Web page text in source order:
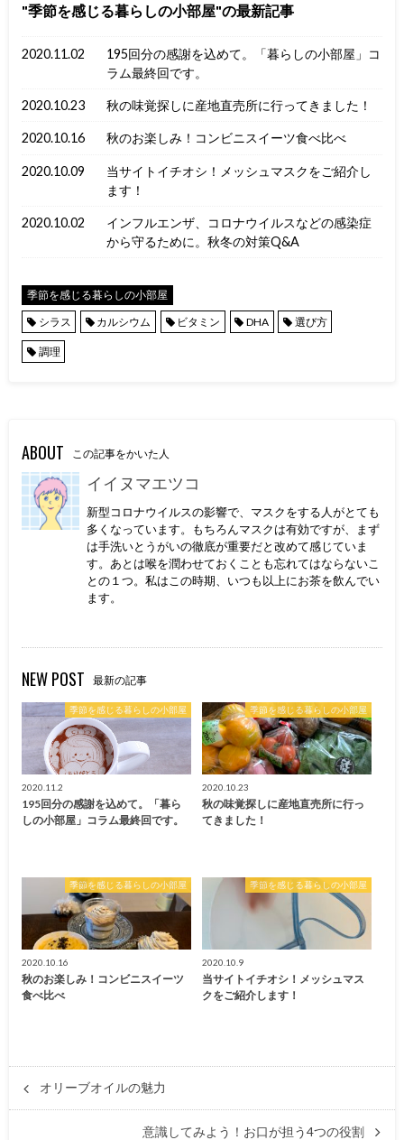
季節を感じる暮らしの小部屋 の最新記事
2020.11.02
195回分の感謝を込めて。「暮らしの小部屋」コ
ラム最終回です。
2020.10.23 秋の味覚探しに産地直売所に行ってきました！
2020.10.16 秋のお楽しみ！コンビニスイーツ食べ比べ
2020.10.09
当サイトイチオシ！メッシュマスクをご紹介し
ます！
2020.10.02
インフルエンザ、コロナウイルスなどの感染症
から守るために。秋冬の対策Q&A
季節を感じる暮らしの小部屋
シラス
カルシウム ビタミン DHA 選び方
調理
ABOUT この記事をかいた人
イイヌマエツコ
新型コロナウイルスの影響で、マスクをする人がとても
多くなっています。もちろんマスクは有効ですが、まず
は手洗いとうがいの徹底が重要だと改めて感じていま
す。あとは喉を潤わせておくことも忘れてはならないこ
との１つ。私はこの時期、いつも以上にお茶を飲んでい
ます。
NEW POST 最新の記事
季節を感じる暮らしの小部屋
2020.11.2
195回分の感謝を込めて。「暮ら
しの小部屋」コラム最終回です。
季節を感じる暮らしの小部屋
2020.10.23
秋の味覚探しに産地直売所に行っ
てきました！
季節を感じる暮らしの小部屋
2020.10.16
秋のお楽しみ！コンビニスイーツ
食べ比べ
季節を感じる暮らしの小部屋
2020.10.9
当サイトイチオシ！メッシュマス
クをご紹介します！
オリーブオイルの魅力
意識してみよう！お口が担う4つの役割